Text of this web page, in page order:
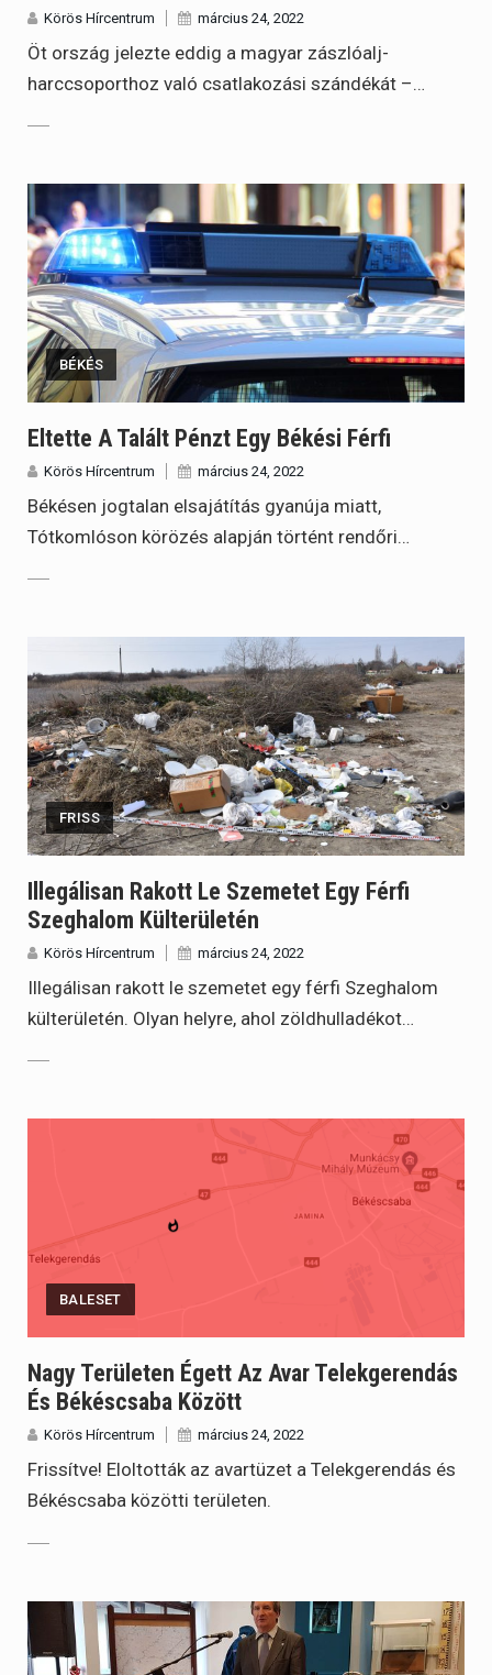
Körös Hírcentrum március 24, 2022
Öt ország jelezte eddig a magyar zászlóalj-
harccsoporthoz való csatlakozási szándékát –…
BÉKÉS
Eltette A Talált Pénzt Egy Békési Férfi
Körös Hírcentrum március 24, 2022
Békésen jogtalan elsajátítás gyanúja miatt,
Tótkomlóson körözés alapján történt rendőri…
FRISS
Illegálisan Rakott Le Szemetet Egy Férfi
Szeghalom Külterületén
Körös Hírcentrum március 24, 2022
Illegálisan rakott le szemetet egy férfi Szeghalom
külterületén. Olyan helyre, ahol zöldhulladékot…
BALESET
Nagy Területen Égett Az Avar Telekgerendás
És Békéscsaba Között
Körös Hírcentrum március 24, 2022
Frissítve! Eloltották az avartüzet a Telekgerendás és
Békéscsaba közötti területen.